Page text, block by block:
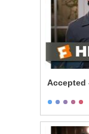
Accepted